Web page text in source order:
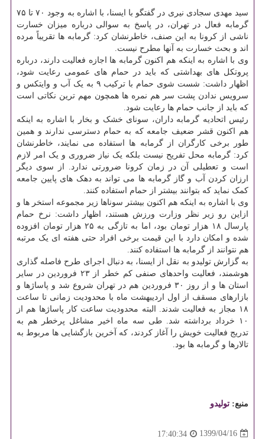
سید مهدی سجادی نیری در گفتگو با ایسنا، با اشاره به وجود ۷۰ تا ۷۵
گرمابه فعال در تهران، در پاسخ به سوالی درباره میزان خسارت
ناشی از کرونا به این صنف، خاطرنشان کرد: گرمابه ها تقریباً مرده
اند و بحث خسارت به آنها مطرح نیست.
وی با اشاره به اینکه هم اکنون گرمابه ها اجازه فعالیت دارند، درباره
پروتکل های بهداشتی که باید در حمام های عمومی رعایت شود،
اظهار داشت: شست شوی حمام با ترکیب ۹ به یک آب و وایتکس و
سرویس ندادن پشت سر هم نمره ها همچون مهم ترین نکاتی است
که باید از جانب حمام ها رعایت شود.
رئیس اتحادیه گرمابه داران، سونای خشک و بخار با اشاره به اینکه
هم اکنون قشر ضعیف جامعه که به حمام دسترسی ندارند و همین
طور برخی کارگران از گرمابه ها استفاده می نمایند، خاطرنشان
کرد: گرمابه محل تفریح نیست بلکه یک نیاز ضروری و یک امر لازم
است و تعطیلی آن در زمان کرونا ضرورتی ندارد. از سوی دیگر
ارزان کردن آب و گاز گرمابه ها می تواند به دهک های پایین جامعه
کمک نماید که بتوانند بیشتر از حمام استفاده کنند.
وی با اشاره به اینکه هم اکنون بیشتر سوناها زیر مجموعه استخر ها و
ازاین رو زیر نظر وزارت ورزش هستند، اظهار داشت: نرخ حمام
پارسال ۱۸ هزار تومان بود، اما به تازگی به ۲۵ هزار تومان افزوده
شده و امکان دارد با این قیمت برخی افراد حتی هفته ای یک مرتبه
هم نتوانند از گرمابه ها استفاده کنند.
به گزارش تولیدو به نقل از ایسنا، به دنبال اجرای طرح فاصله گذاری
هوشمند، فعالیت واحدهای صنفی کم خطر از ۲۳ فروردین در سایر
استان ها و از روز ۳۰ فروردین هم در تهران شروع شد و پاساژها و
بازارهای مسقف از اول اردیبهشت ماه با محدودیت زمانی تا ساعت
۱۸ مجاز به فعالیت شدند. البته محدودیت ساعت کار پاساژها هم از
۱۰ خرداد برداشته شد. طی سه ماه اخیر مشاغل پرخطر هم به
تدریج فعالیت خویش را آغاز کردند، که آخرین بازگشایی ها مربوط به
تالارها و گرمابه ها بود.
منبع: تولیدو
1399/04/16
17:40:34